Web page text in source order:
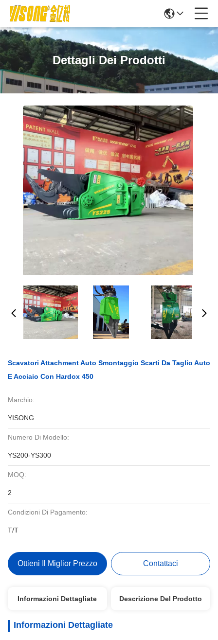
Dettagli Dei Prodotti
Scavatori Attachment Auto Smontaggio Scarti Da Taglio Auto
E Acciaio Con Hardox 450
Marchio:
YISONG
Numero Di Modello:
YS200-YS300
MOQ:
2
Condizioni Di Pagamento:
T/T
Ottieni Il Miglior Prezzo Contattaci
Informazioni Dettagliate Descrizione Del Prodotto
Informazioni Dettagliate